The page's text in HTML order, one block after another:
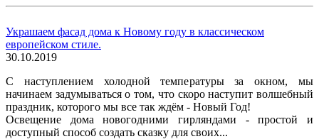
Украшаем фасад дома к Новому году в классическом
европейском стиле.
30.10.2019
С наступлением холодной температуры за окном, мы
начинаем задумываться о том, что скоро наступит волшебный
праздник, которого мы все так ждём - Новый Год!
Освещение дома новогодними гирляндами - простой и
доступный способ создать сказку для своих...